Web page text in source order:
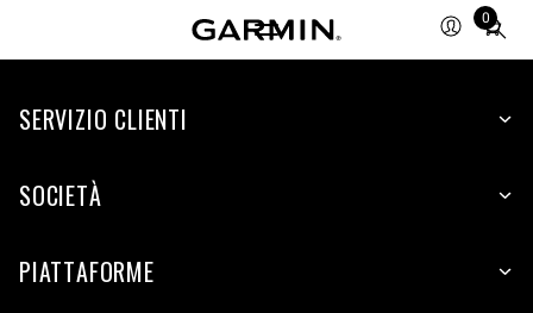
0
Total
items
cart:
SERVIZIO CLIENTI
SOCIETÀ
PIATTAFORME